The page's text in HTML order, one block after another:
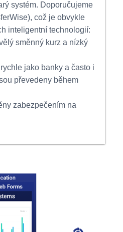
systém. Doporučujeme
což je obvykle
inteligentní technologií:
směnný kurz a nízký
jako banky a často i
převedeny během
zabezpečením na